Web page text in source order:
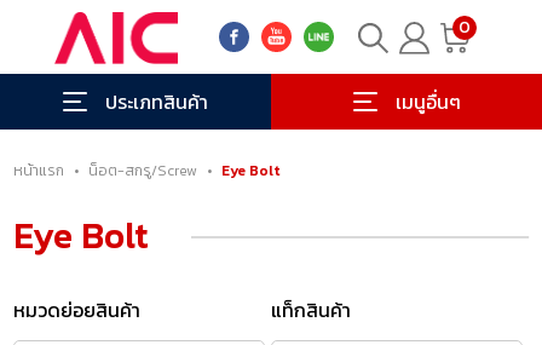
0
ประเภทสินค้า เมนูอื่นๆ
หน้าแรก • น็อต-สกรู/Screw • Eye Bolt
Eye Bolt
หมวดย่อยสินค้า แท็กสินค้า